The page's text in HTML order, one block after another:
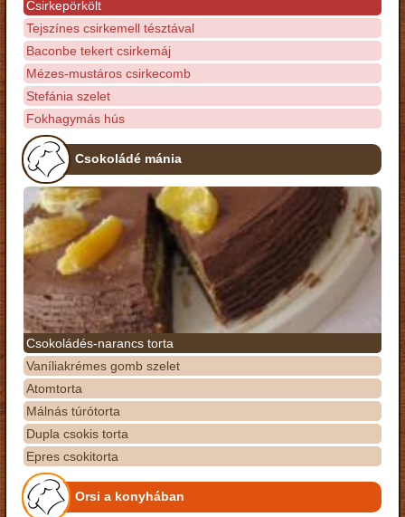
Csirkepörkölt
Tejszínes csirkemell tésztával
Baconbe tekert csirkemáj
Mézes-mustáros csirkecomb
Stefánia szelet
Fokhagymás hús
Csokoládé mánia
Csokoládés-narancs torta
Vaníliakrémes gomb szelet
Atomtorta
Málnás túrótorta
Dupla csokis torta
Epres csokitorta
Orsi a konyhában